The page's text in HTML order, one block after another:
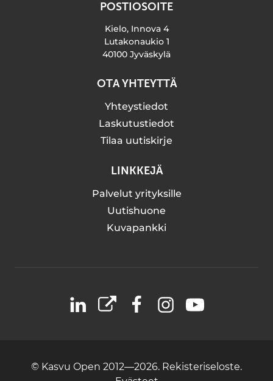
POSTIOSOITE
Kielo, Innova 4
Lutakonaukio 1
40100 Jyväskylä
OTA YHTEYTTÄ
Yhteystiedot
Laskutustiedot
Tilaa uutiskirje
LINKKEJÄ
Palvelut yrityksille
Uutishuone
Kuvapankki
LinkedIn
X FacebookInstagramYouTube
© Kasvu Open 2012—2026. Rekisteriseloste.